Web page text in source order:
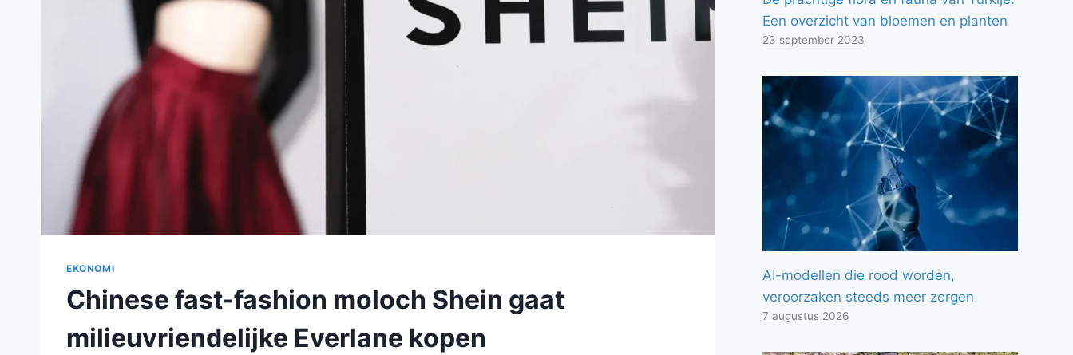
EKONOMI
Chinese fast-fashion moloch Shein gaat
milieuvriendelijke Everlane kopen
Een overzicht van bloemen en planten
23 september 2023
AI-modellen die rood worden,
veroorzaken steeds meer zorgen
7 augustus 2026